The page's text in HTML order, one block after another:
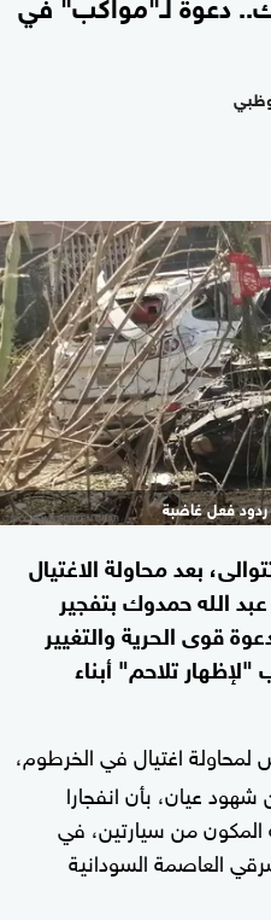
ردود فعل غاضبة
بعد محاولة الاغتيال
الله حمدوك بتفجير
قوى الحرية والتغيير
تلاحم" أبناء
اغتيال في الخرطوم،
عيان، بأن انفجارا
من سيارتين، في
العاصمة السودانية